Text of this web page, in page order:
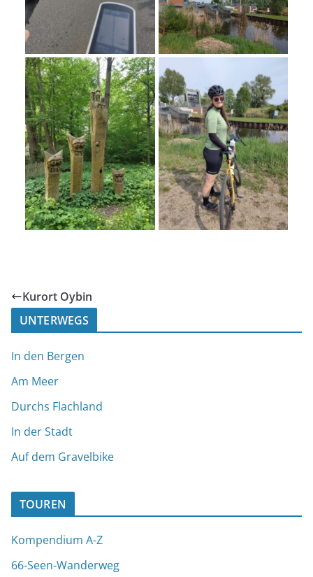
Kurort Oybin
UNTERWEGS
In den Bergen
Am Meer
Durchs Flachland
In der Stadt
Auf dem Gravelbike
TOUREN
Kompendium A-Z
66-Seen-Wanderweg